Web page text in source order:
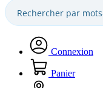
Connexion
Panier